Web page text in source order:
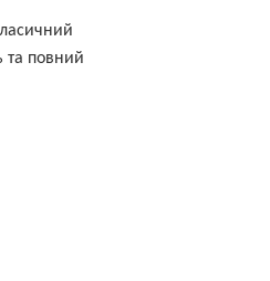
та повний